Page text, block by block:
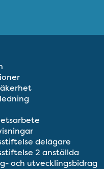
delägare
2 anställda
och utvecklingsbidrag